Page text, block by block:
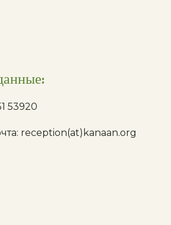
53920
reception(at)kanaan.org